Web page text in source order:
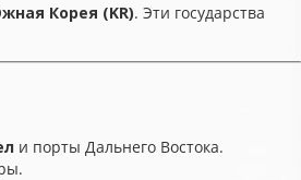
Корея (KR). Эти государства
и порты Дальнего Востока.